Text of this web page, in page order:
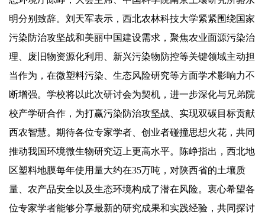
明分别致辞。刘天军表示，西北农林科技大学紧紧围绕国家
污染防治攻坚战和美丽中国建设需求，聚焦农业面源污染治
理、废旧物资源化利用、新兴污染物防控等关键领域主动担
当作为，在微塑料污染、生态风险研究等方面学术影响力不
断增强。学校将以此次研讨会为契机，进一步深化与兄弟院
校产学研合作，为打赢污染防治攻坚战、实现双碳目标贡献
西农智慧。期待各位专家学者、创业者碰撞思想火花，共同
推动我国环境微生物研究迈上更高水平。陈峥指出，西北地
区塑料地膜每年使用量大约在35万吨，对陕西省的土壤质
量、农产品安全以及生态环境构成了潜在风险。衷心希望各
位专家学者能够分享最新的研究成果和实践经验，共同探讨